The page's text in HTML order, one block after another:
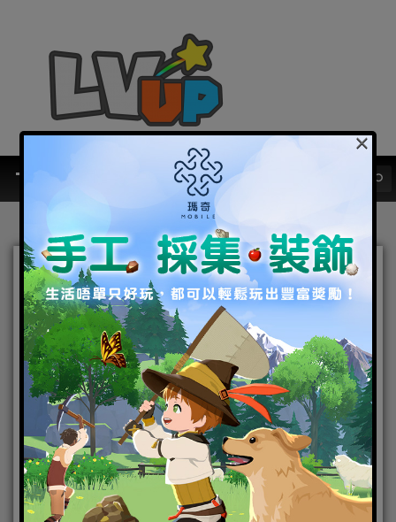
由光榮特庫摩正版授權
《真・三國無雙 霸》手遊新
作宣佈開啟事前預約活動 超
燃CG釋出
2021-12-17 |Android,IOS,手機遊戲
×